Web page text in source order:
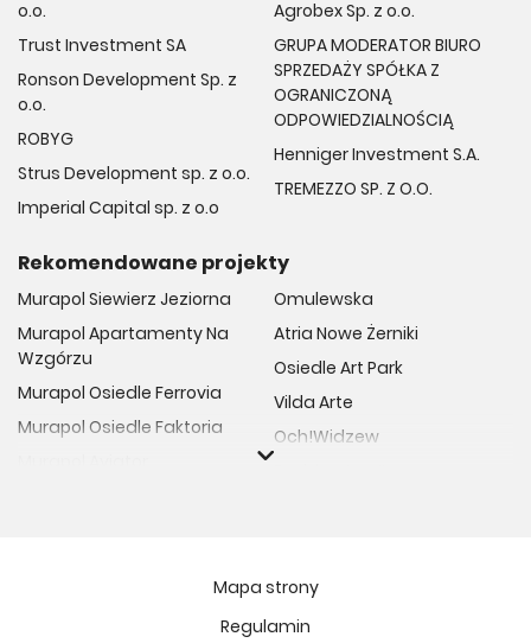
o.o.
Trust Investment SA
Ronson Development Sp. z
o.o.
ROBYG
Strus Development sp. z o.o.
Imperial Capital sp. z o.o
Agrobex Sp. z o.o.
GRUPA MODERATOR BIURO
SPRZEDAŻY SPÓŁKA Z
OGRANICZONĄ
ODPOWIEDZIALNOŚCIĄ
Henniger Investment S.A.
TREMEZZO SP. Z O.O.
Rekomendowane projekty
Murapol Siewierz Jeziorna
Murapol Apartamenty Na
Wzgórzu
Murapol Osiedle Ferrovia
Murapol Osiedle Faktoria
Murapol Osiedle Szafirove
Omulewska
Atria Nowe Żerniki
Osiedle Art Park
Vilda Arte
Och!Widzew
Mapa strony
Regulamin